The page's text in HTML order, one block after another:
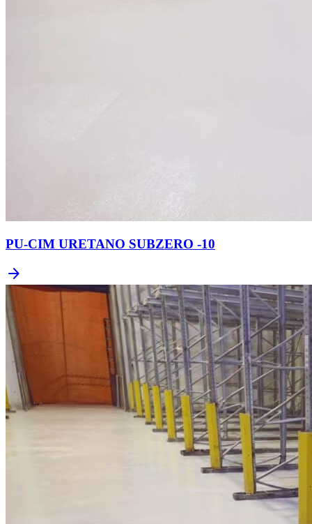
PU-CIM URETANO SUBZERO -10
arrow_forward